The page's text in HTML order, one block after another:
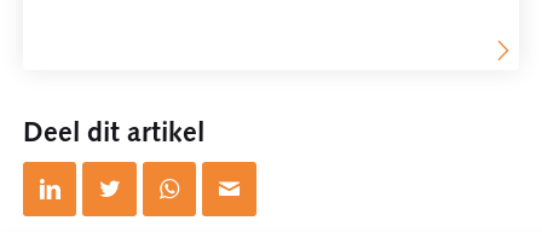
Deel dit artikel